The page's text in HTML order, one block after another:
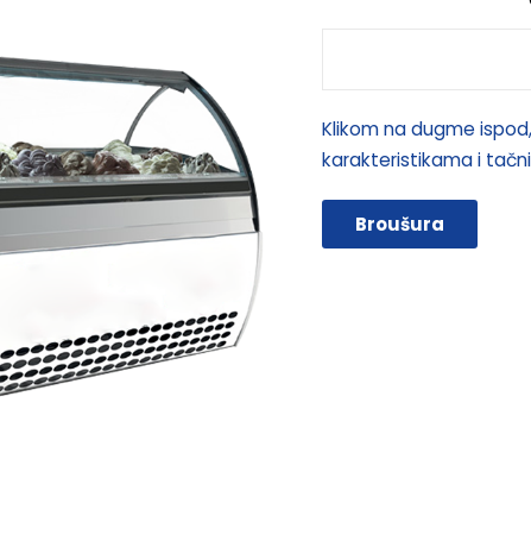
Klikom na dugme
karakteristikama i
Broušura